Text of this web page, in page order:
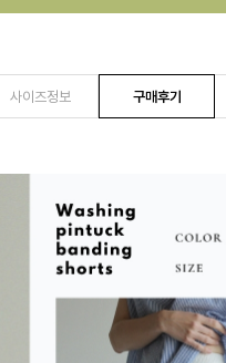
사이즈정보 구매후기